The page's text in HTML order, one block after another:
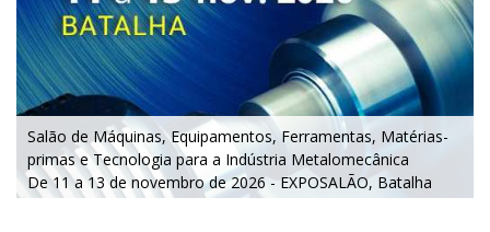
Salão de Máquinas, Equipamentos, Ferramentas, Matérias-
primas e Tecnologia para a Indústria Metalomecânica
De 11 a 13 de novembro de 2026 - EXPOSALÃO, Batalha
De quarta a sexta, 10h às 19h